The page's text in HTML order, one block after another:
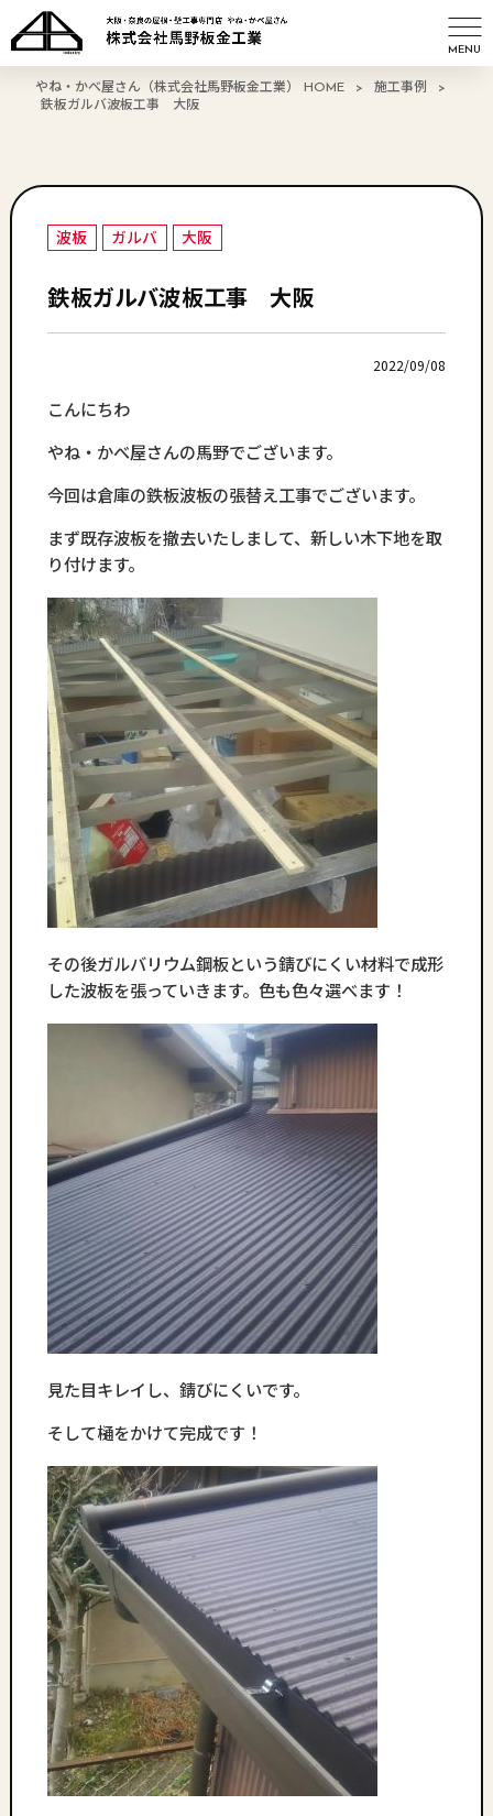
MENU
やね・かべ屋さん（株式会社馬野板金工業） HOME > 施工事例
>
鉄板ガルバ波板工事 大阪
波板 ガルバ 大阪
鉄板ガルバ波板工事 大阪
2022/09/08
こんにちわ
やね・かべ屋さんの馬野でございます。
今回は倉庫の鉄板波板の張替え工事でございます。
まず既存波板を撤去いたしまして、新しい木下地を取
り付けます。
その後ガルバリウム鋼板という錆びにくい材料で成形
した波板を張っていきます。色も色々選べます！
見た目キレイし、錆びにくいです。
そして樋をかけて完成です！